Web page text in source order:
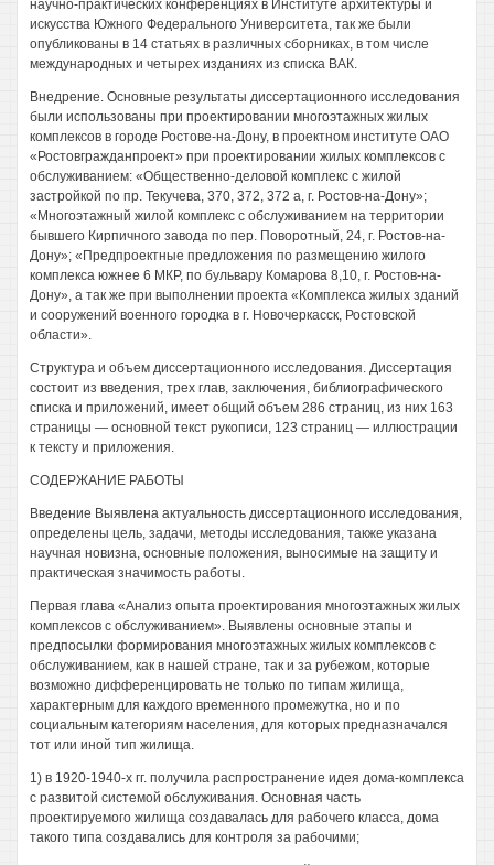
научно-практических конференциях в Институте архитектуры и
искусства Южного Федерального Университета, так же были
опубликованы в 14 статьях в различных сборниках, в том числе
международных и четырех изданиях из списка ВАК.
Внедрение. Основные результаты диссертационного исследования
были использованы при проектировании многоэтажных жилых
комплексов в городе Ростове-на-Дону, в проектном институте ОАО
«Ростовгражданпроект» при проектировании жилых комплексов с
обслуживанием: «Общественно-деловой комплекс с жилой
застройкой по пр. Текучева, 370, 372, 372 а, г. Ростов-на-Дону»;
«Многоэтажный жилой комплекс с обслуживанием на территории
бывшего Кирпичного завода по пер. Поворотный, 24, г. Ростов-на-
Дону»; «Предпроектные предложения по размещению жилого
комплекса южнее 6 МКР, по бульвару Комарова 8,10, г. Ростов-на-
Дону», а так же при выполнении проекта «Комплекса жилых зданий
и сооружений военного городка в г. Новочеркасск, Ростовской
области».
Структура и объем диссертационного исследования. Диссертация
состоит из введения, трех глав, заключения, библиографического
списка и приложений, имеет общий объем 286 страниц, из них 163
страницы — основной текст рукописи, 123 страниц — иллюстрации
к тексту и приложения.
СОДЕРЖАНИЕ РАБОТЫ
Введение Выявлена актуальность диссертационного исследования,
определены цель, задачи, методы исследования, также указана
научная новизна, основные положения, выносимые на защиту и
практическая значимость работы.
Первая глава «Анализ опыта проектирования многоэтажных жилых
комплексов с обслуживанием». Выявлены основные этапы и
предпосылки формирования многоэтажных жилых комплексов с
обслуживанием, как в нашей стране, так и за рубежом, которые
возможно дифференцировать не только по типам жилища,
характерным для каждого временного промежутка, но и по
социальным категориям населения, для которых предназначался
тот или иной тип жилища.
1) в 1920-1940-х гг. получила распространение идея дома-комплекса
с развитой системой обслуживания. Основная часть
проектируемого жилища создавалась для рабочего класса, дома
такого типа создавались для контроля за рабочими;